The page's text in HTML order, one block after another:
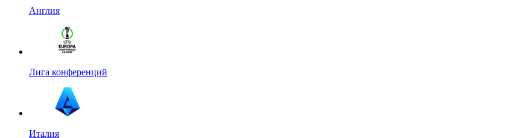
Англия
Лига конференций
Италия